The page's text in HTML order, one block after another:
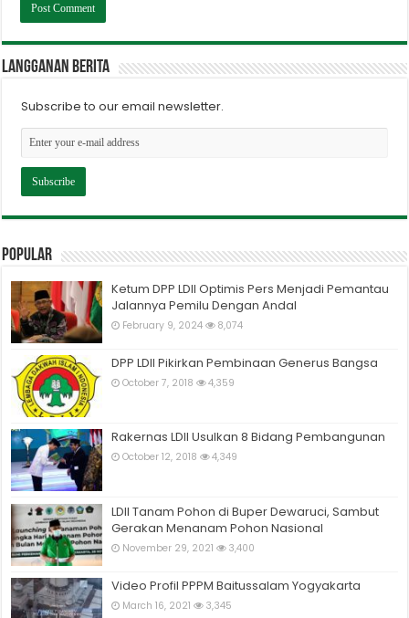
Langganan berita
Subscribe to our email newsletter.
Popular
Ketum DPP LDII Optimis Pers Menjadi Pemantau
Jalannya Pemilu Dengan Andal
February 9, 2024 8,074
DPP LDII Pikirkan Pembinaan Generus Bangsa
October 7, 2018 4,359
Rakernas LDII Usulkan 8 Bidang Pembangunan
October 12, 2018 4,349
LDII Tanam Pohon di Buper Dewaruci, Sambut
Gerakan Menanam Pohon Nasional
November 29, 2021 3,400
Video Profil PPPM Baitussalam Yogyakarta
March 16, 2021 3,345